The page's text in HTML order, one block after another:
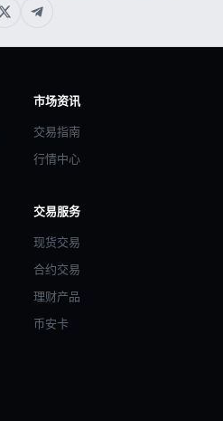
市场资讯
交易指南
行情中心
交易服务
现货交易
合约交易
理财产品
币安卡